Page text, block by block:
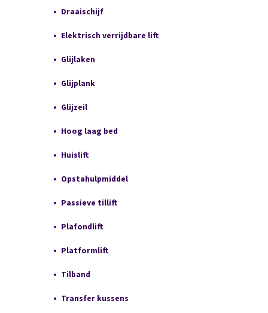
Draaischijf
Elektrisch verrijdbare lift
Glijlaken
Glijplank
Glijzeil
Hoog laag bed
Huislift
Opstahulpmiddel
Passieve tillift
Plafondlift
Platformlift
Tilband
Transfer kussens